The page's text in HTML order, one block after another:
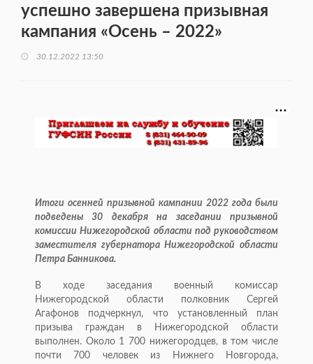
успешно завершена призывная
кампания «Осень – 2022»
30.12.2022 13:50
Итоги осенней призывной кампании 2022 года были
подведены 30 декабря на заседании призывной
комиссии Нижегородской области под руководством
заместителя губернатора Нижегородской области
Петра Банникова.
В ходе заседания военный комиссар
Нижегородской области полковник Сергей
Агафонов подчеркнул, что установленный план
призыва граждан в Нижегородской области
выполнен. Около 1 700 нижегородцев, в том числе
почти 700 человек из Нижнего Новгорода,